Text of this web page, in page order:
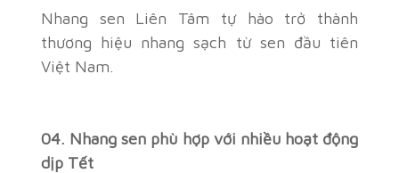
Nhang sen Liên Tâm tự hào trở thành
thương hiệu nhang sạch từ sen đầu tiên
Việt Nam.
04. Nhang sen phù hợp với nhiều hoạt động
dịp Tết